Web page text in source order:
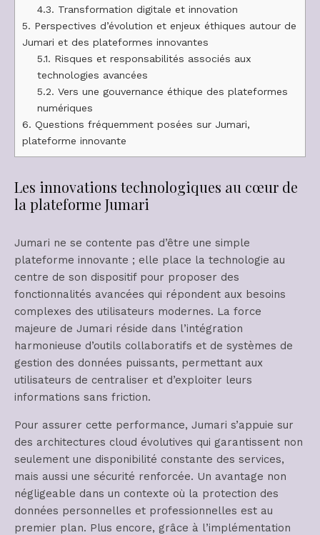
4.3. Transformation digitale et innovation
5. Perspectives d’évolution et enjeux éthiques autour de
Jumari et des plateformes innovantes
5.1. Risques et responsabilités associés aux
technologies avancées
5.2. Vers une gouvernance éthique des plateformes
numériques
6. Questions fréquemment posées sur Jumari,
plateforme innovante
Les innovations technologiques au cœur de
la plateforme Jumari
Jumari ne se contente pas d’être une simple
plateforme innovante ; elle place la technologie au
centre de son dispositif pour proposer des
fonctionnalités avancées qui répondent aux besoins
complexes des utilisateurs modernes. La force
majeure de Jumari réside dans l’intégration
harmonieuse d’outils collaboratifs et de systèmes de
gestion des données puissants, permettant aux
utilisateurs de centraliser et d’exploiter leurs
informations sans friction.
Pour assurer cette performance, Jumari s’appuie sur
des architectures cloud évolutives qui garantissent non
seulement une disponibilité constante des services,
mais aussi une sécurité renforcée. Un avantage non
négligeable dans un contexte où la protection des
données personnelles et professionnelles est au
premier plan. Plus encore, grâce à l’implémentation